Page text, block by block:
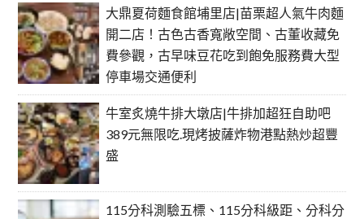
大鼎夏荷麵食館埔里店|苗栗超人氣牛肉麵
開二店！古色古香寬敞空間、古董收藏免
費參觀，古早味豆花吃到飽免服務費大型
停車場交通便利
牛室炙燒牛排大墩店|牛排加超狂自助吧
389元無限吃.現烤披薩炸物港點熱炒超豐
盛
115分科測驗五標、115分科級距、分科分